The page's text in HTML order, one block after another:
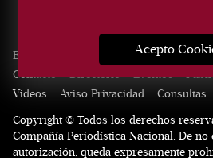
Acepto
Edición Impresa Noticias Quiénes
Contacto
Directorio Eventos
Videos
Aviso Privacidad
Consultas
Copyright © Todos los derechos
Compañía Periodística Nacional. De
autorización, queda expresamente